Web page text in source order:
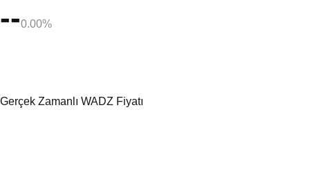
--0.00%
Gerçek Zamanlı WADZ Fiyatı